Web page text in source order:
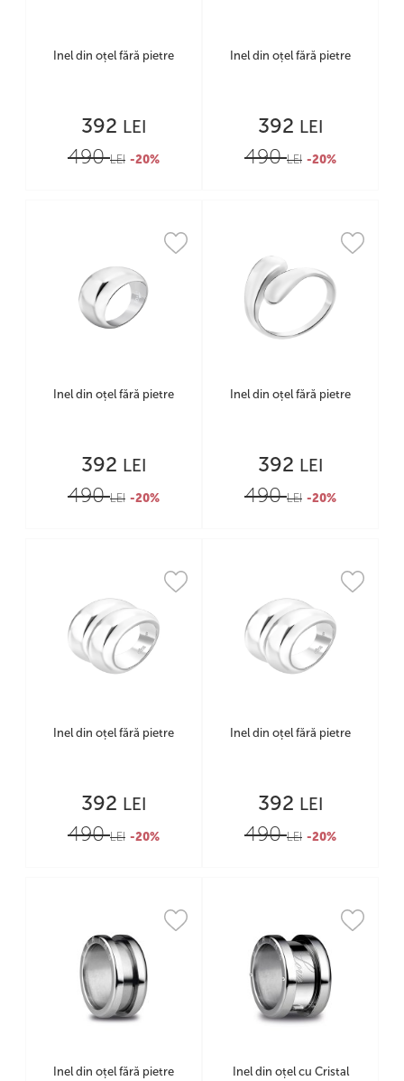
Inel din oțel fără pietre
392 LEI
490LEI -20%
Inel din oțel fără pietre
392 LEI
490LEI -20%
Inel din oțel fără pietre
392 LEI
490LEI -20%
Inel din oțel fără pietre
392 LEI
490LEI -20%
Inel din oțel fără pietre
392 LEI
490LEI -20%
Inel din oțel fără pietre
392 LEI
490LEI -20%
Inel din oțel fără pietre Inel din oțel cu Cristal